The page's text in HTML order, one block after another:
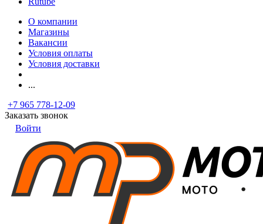
О компании
Магазины
Вакансии
Условия оплаты
Условия доставки
...
+7 965 778-12-09
Заказать звонок
Войти